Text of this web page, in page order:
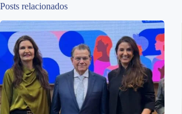
Posts relacionados